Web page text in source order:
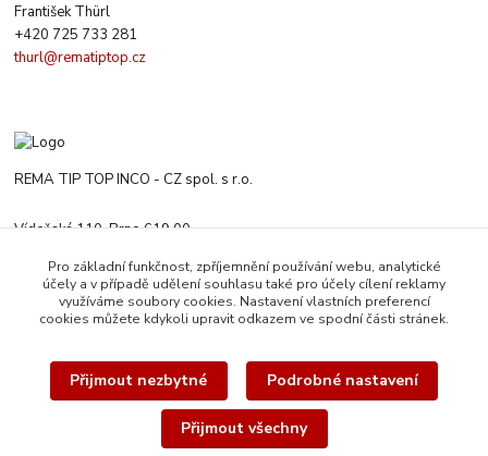
František Thürl
+420 725 733 281
thurl@rematiptop.cz
REMA TIP TOP INCO - CZ spol. s r.o.
Vídeňská 110, Brno 619 00
Po-Čt 8:00-16:00 h. Pa 8:00-13:30 h.
rematiptop@rematiptop.cz
© 2026 REMA TIP-TOP INCO-CZ spol. s r.o. | Veškerý obsah této webové
Pro základní funkčnost, zpříjemnění používání webu, analytické
účely a v případě udělení souhlasu také pro účely cílení reklamy
využíváme soubory cookies. Nastavení vlastních preferencí
cookies můžete kdykoli upravit odkazem ve spodní části stránek.
Přijmout nezbytné Podrobné nastavení
Přijmout všechny